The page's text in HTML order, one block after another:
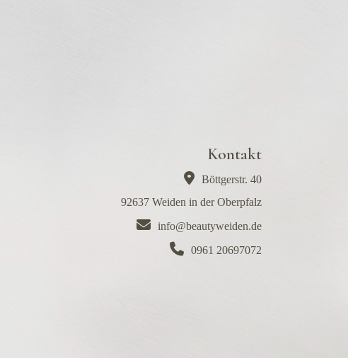
Kontakt
Böttgerstr. 40
92637 Weiden in der Oberpfalz
info@beautyweiden.de
0961 20697072